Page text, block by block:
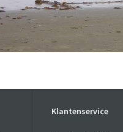
Klantenservice